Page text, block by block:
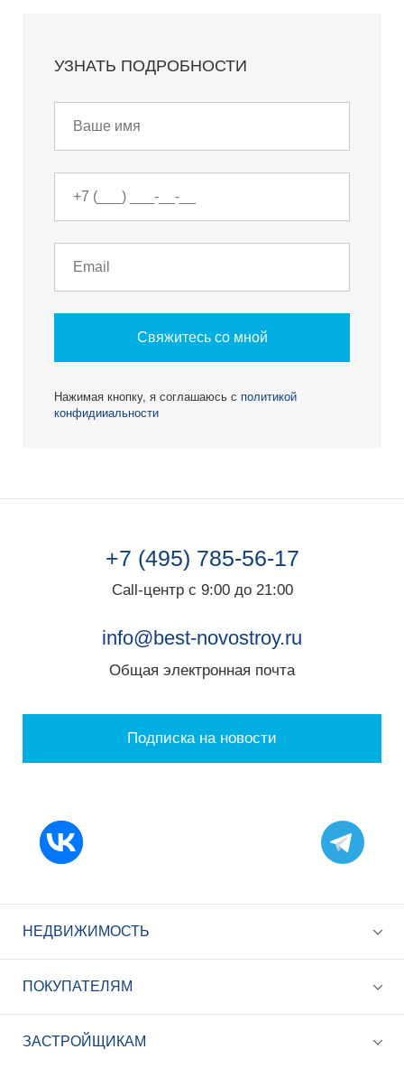
+7 (495) 785-56-17
УЗНАТЬ ПОДРОБНОСТИ
Свяжитесь со мной
Нажимая кнопку, я соглашаюсь с политикой
конфидииальности
+7 (495) 785-56-17
Call-центр с 9:00 до 21:00
info@best-novostroy.ru
Общая электронная почта
Подписка на новости
НЕДВИЖИМОСТЬ
ПОКУПАТЕЛЯМ
ЗАСТРОЙЩИКАМ